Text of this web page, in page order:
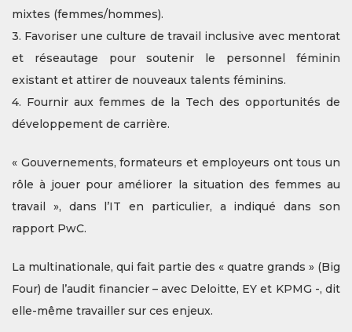
mixtes (femmes/hommes).
3. Favoriser une culture de travail inclusive avec mentorat
et réseautage pour soutenir le personnel féminin
existant et attirer de nouveaux talents féminins.
4. Fournir aux femmes de la Tech des opportunités de
développement de carrière.
« Gouvernements, formateurs et employeurs ont tous un
rôle à jouer pour améliorer la situation des femmes au
travail », dans l’IT en particulier, a indiqué dans son
rapport PwC.
La multinationale, qui fait partie des « quatre grands » (Big
Four) de l’audit financier – avec Deloitte, EY et KPMG -, dit
elle-même travailler sur ces enjeux.